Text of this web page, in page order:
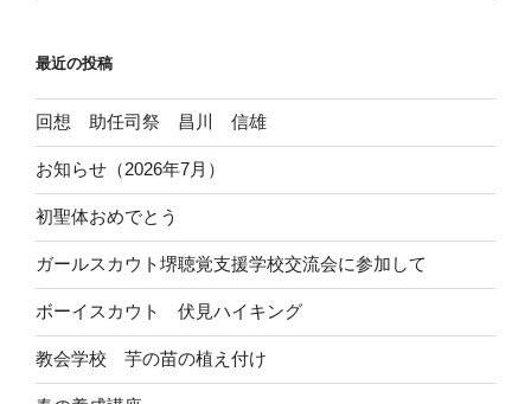
最近の投稿
回想 助任司祭 昌川 信雄
お知らせ（2026年7月）
初聖体おめでとう
ガールスカウト堺聴覚支援学校交流会に参加して
ボーイスカウト 伏見ハイキング
教会学校 芋の苗の植え付け